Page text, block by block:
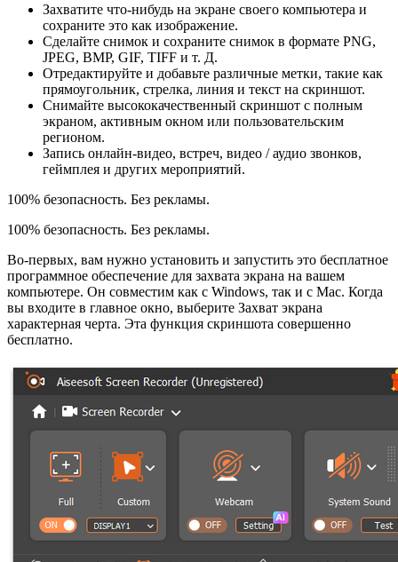
Захватите что-нибудь на экране своего компьютера и
сохраните это как изображение.
Сделайте снимок и сохраните снимок в формате PNG,
JPEG, BMP, GIF, TIFF и т. Д.
Отредактируйте и добавьте различные метки, такие как
прямоугольник, стрелка, линия и текст на скриншот.
Снимайте высококачественный скриншот с полным
экраном, активным окном или пользовательским
регионом.
Запись онлайн-видео, встреч, видео / аудио звонков,
геймплея и других мероприятий.
100% безопасность. Без рекламы.
100% безопасность. Без рекламы.
Во-первых, вам нужно установить и запустить это бесплатное
программное обеспечение для захвата экрана на вашем
компьютере. Он совместим как с Windows, так и с Mac. Когда
вы входите в главное окно, выберите Захват экрана
характерная черта. Эта функция скриншота совершенно
бесплатно.